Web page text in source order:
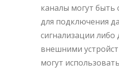
каналы могут быть
для подключения
сигнализации либо
внешними
могут